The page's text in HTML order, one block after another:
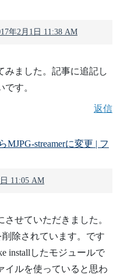
年2月1日 11:38 AM
みました。記事に追記し
す。
返信
MJPG-streamerに変更 | フ
11:05 AM
せていただきました。
削除されています。です
installしたモジュールで
イルを使っていると思わ